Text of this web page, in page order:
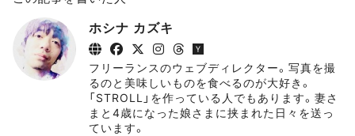
ホシナ カズキ
フリーランスのウェブディレクター。写真を撮
るのと美味しいものを食べるのが大好き。
「STROLL」を作っている人でもあります。妻さ
まと4歳になった娘さまに挟まれた日々を送っ
ています。